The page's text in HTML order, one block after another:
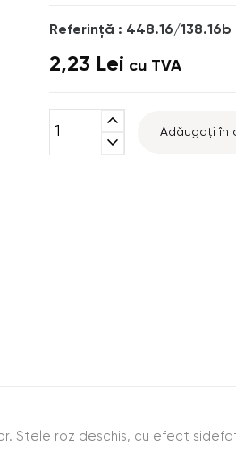
Referinţă : 448.16/138.16b
2,23 Lei cu TVA
expand_less
expand_more
Adăugați în
Stele roz deschis, cu efect